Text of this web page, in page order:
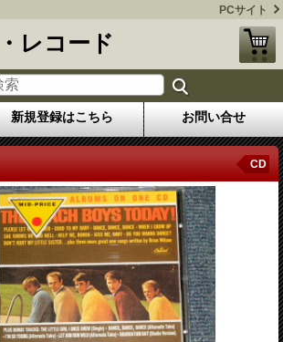
PCサイト
レコード
新規登録はこちら お問い合せ
CD